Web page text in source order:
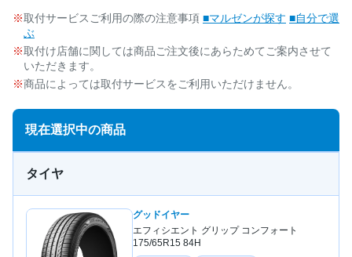
取付サービスご利用の際の注意事項 ■マルゼンが探す ■自分で選
ぶ
取付け店舗に関しては商品ご注文後にあらためてご案内させて
いただきます。
商品によっては取付サービスをご利用いただけません。
現在選択中の商品
タイヤ
グッドイヤー
エフィシエント グリップ コンフォート
175/65R15 84H